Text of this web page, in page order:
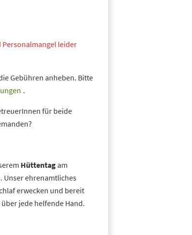
leider
Gebühren anheben. Bitte
.
für beide
Hüttentagam
Unser ehrenamtliches
erwecken und bereit
jede helfende Hand.